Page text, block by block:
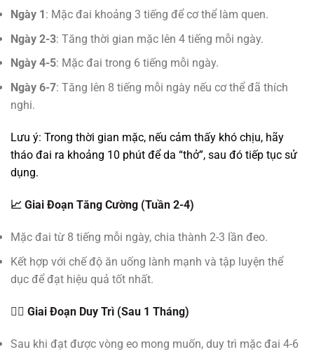
Ngày 1: Mặc đai khoảng 3 tiếng để cơ thể làm quen.
Ngày 2-3: Tăng thời gian mặc lên 4 tiếng mỗi ngày.
Ngày 4-5: Mặc đai trong 6 tiếng mỗi ngày.
Ngày 6-7: Tăng lên 8 tiếng mỗi ngày nếu cơ thể đã thích
nghi.
Lưu ý: Trong thời gian mặc, nếu cảm thấy khó chịu, hãy
tháo đai ra khoảng 10 phút để da “thở”, sau đó tiếp tục sử
dụng.
📈 Giai Đoạn Tăng Cường (Tuần 2-4)
Mặc đai từ 8 tiếng mỗi ngày, chia thành 2-3 lần đeo.
Kết hợp với chế độ ăn uống lành mạnh và tập luyện thể
dục để đạt hiệu quả tốt nhất.
🧘‍♀️ Giai Đoạn Duy Trì (Sau 1 Tháng)
Sau khi đạt được vòng eo mong muốn, duy trì mặc đai 4-6